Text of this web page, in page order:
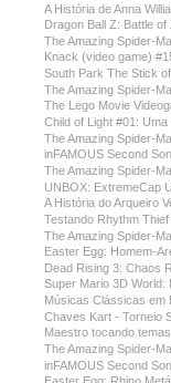
A História de Anna
Dragon Ball Z: Battle of
The Amazing Spider-
Knack (video game)
South Park The Stick
The Amazing Spider-
The Lego Movie
Child of Light #01: Uma
The Amazing Spider-
inFAMOUS Second
The Amazing Spider-
UNBOX: ExtremeCap
A História do Arqueiro
Testando Rhythm
The Amazing Spider-
Easter Egg: Homem-
Dead Rising 3: Chaos
Super Mario 3D World:
Músicas Clássicas em
Chaves Kart - Torneio
Maestro tocando
The Amazing Spider-
inFAMOUS Second